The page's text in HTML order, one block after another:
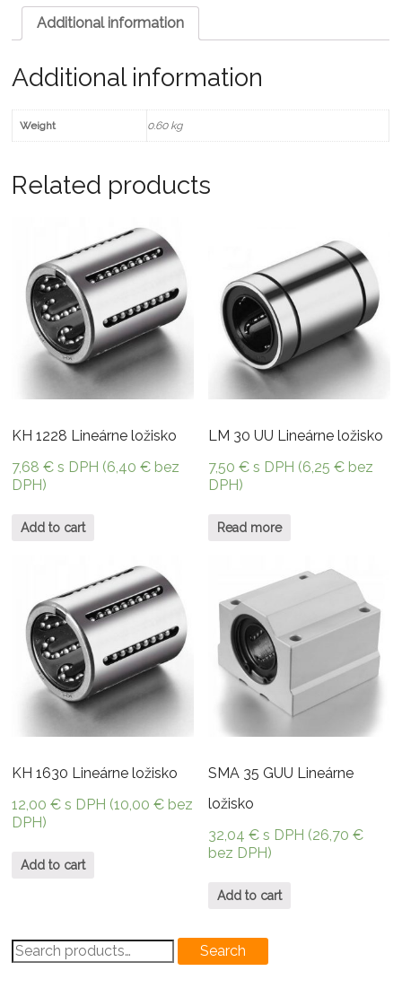
Additional information
Additional information
Weight 0.60 kg
Related products
KH 1228 Lineárne ložisko
7,68€ s DPH (6,40€ bez
DPH)
Add to cart
LM 30 UU Lineárne ložisko
7,50€ s DPH (6,25€ bez
DPH)
Read more
KH 1630 Lineárne ložisko
12,00€ s DPH (10,00€ bez
DPH)
Add to cart
SMA 35 GUU Lineárne
ložisko
32,04€ s DPH (26,70€
bez DPH)
Add to cart
Search
for:
Search